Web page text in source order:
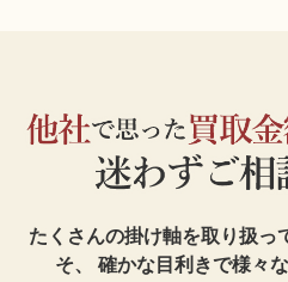
たくさんの掛け軸を取り扱っ
そ、 確かな目利きで様々